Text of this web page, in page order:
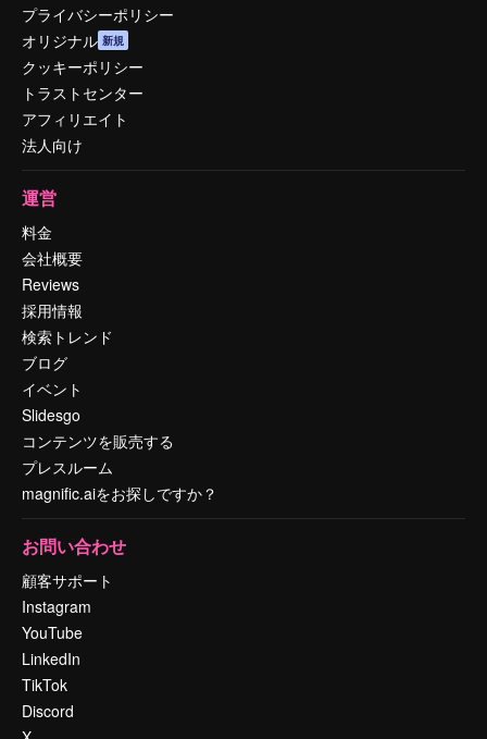
プライバシーポリシー
オリジナル 新規
クッキーポリシー
トラストセンター
アフィリエイト
法人向け
運営
料金
会社概要
Reviews
採用情報
検索トレンド
ブログ
イベント
Slidesgo
コンテンツを販売する
プレスルーム
magnific.aiをお探しですか？
お問い合わせ
顧客サポート
Instagram
YouTube
LinkedIn
TikTok
Discord